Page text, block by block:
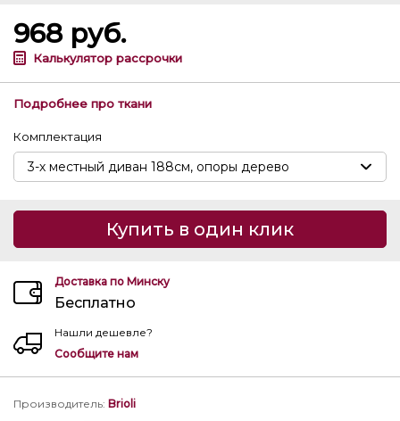
968 руб.
Калькулятор рассрочки
Подробнее про ткани
Комплектация
Купить в один клик
Доставка по Минску
Бесплатно
Нашли дешевле?
Сообщите нам
Производитель: Brioli